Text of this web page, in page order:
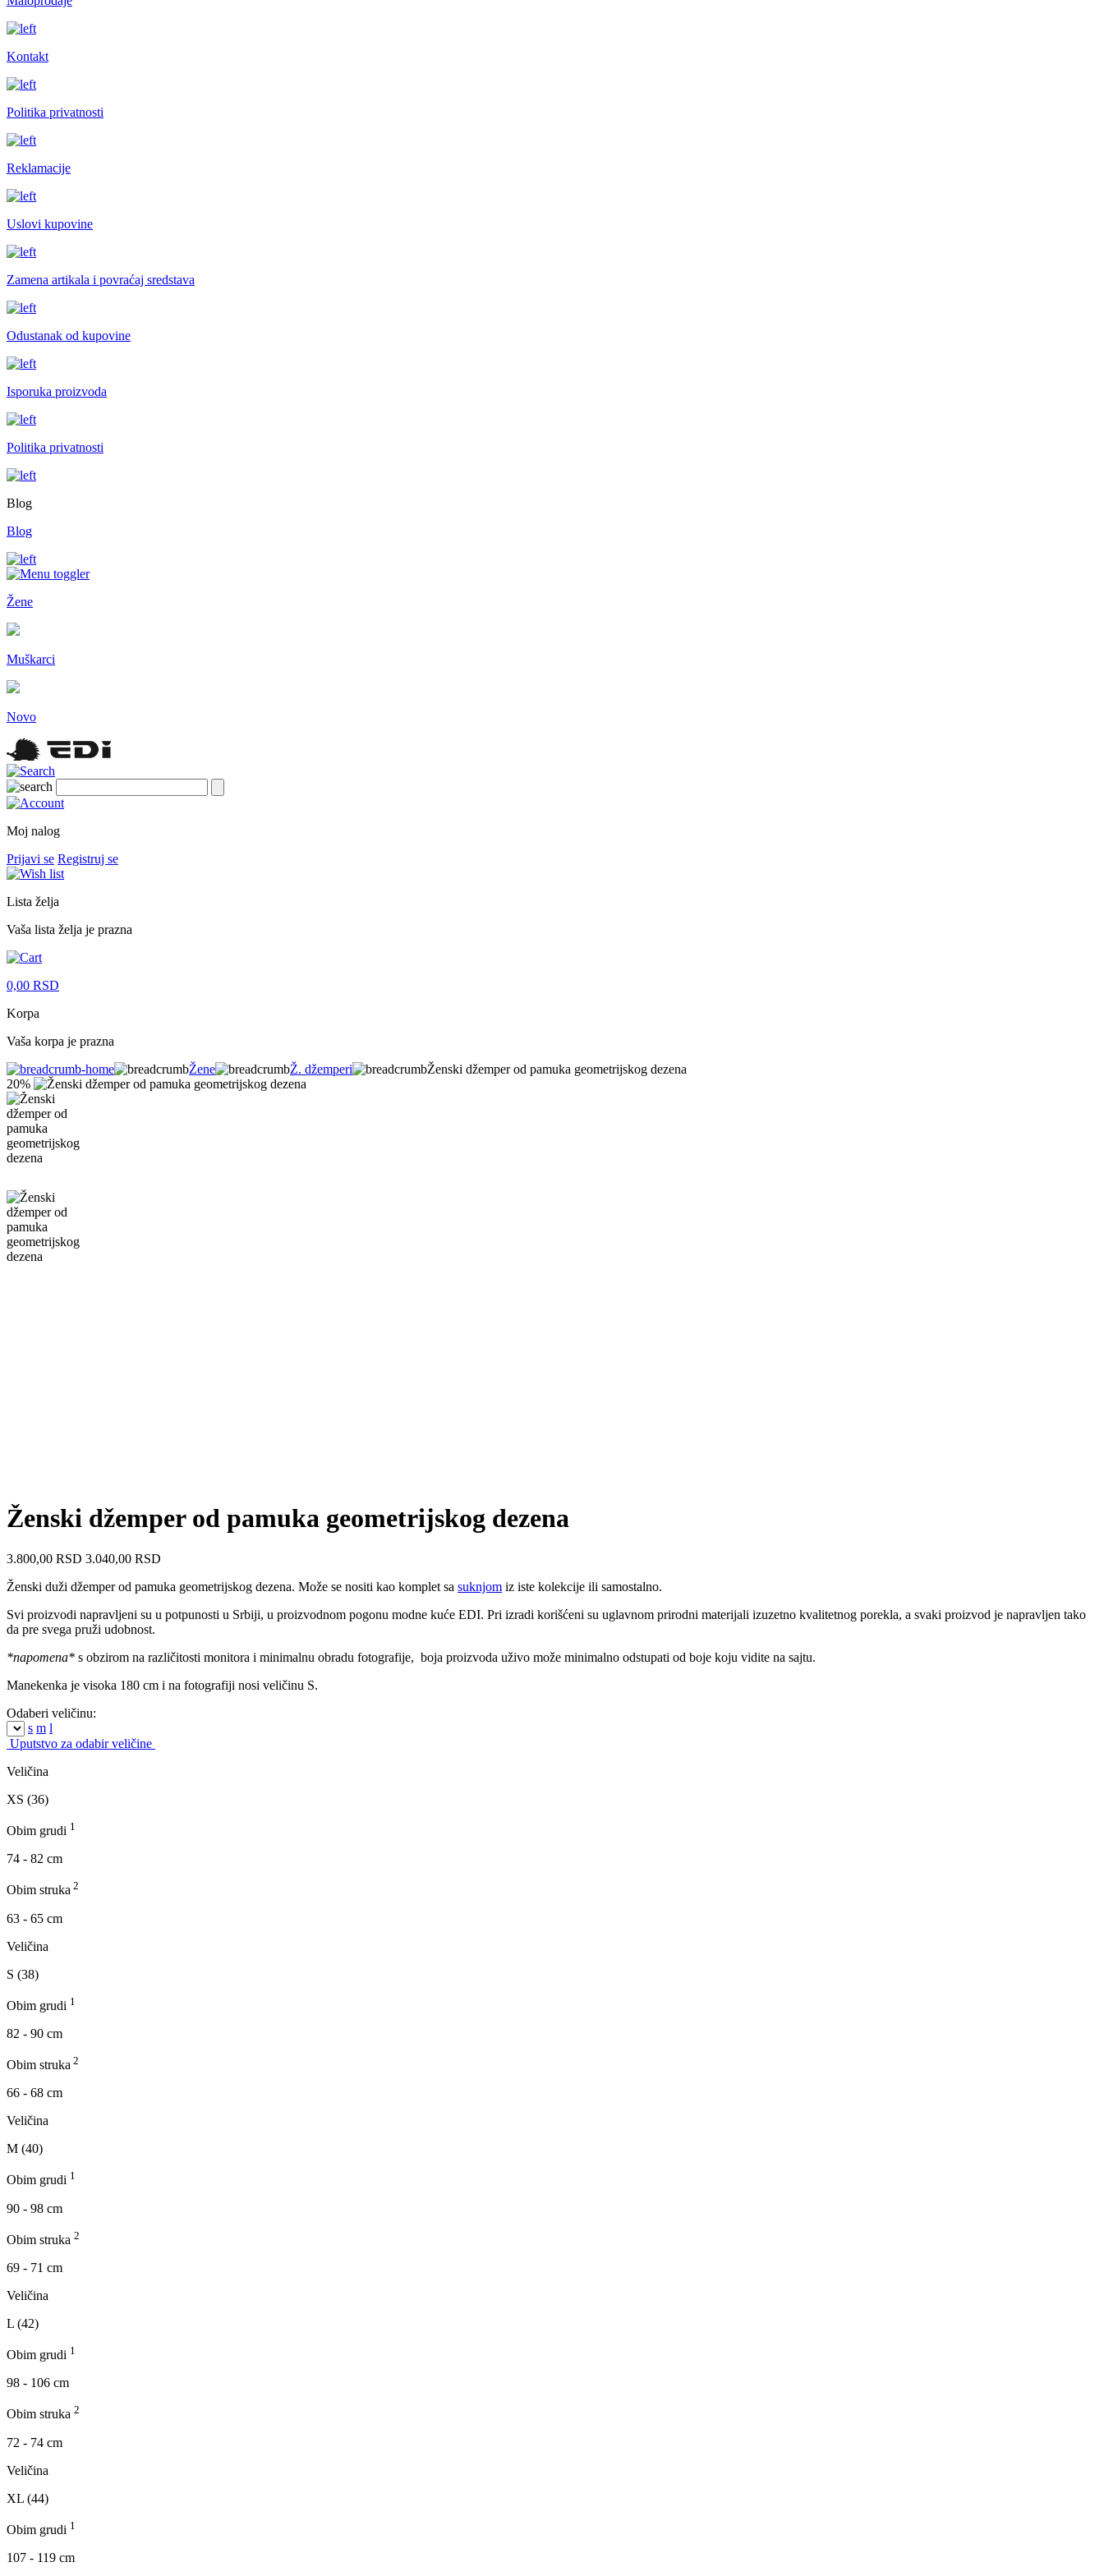
Kontakt
Politika privatnosti
Reklamacije
Uslovi kupovine
Zamena artikala i povraćaj sredstava
Odustanak od kupovine
Isporuka proizvoda
Politika privatnosti
Blog
Blog
Žene
Muškarci
Novo
Moj nalog
Prijavi se Registruj se
Lista želja
Vaša lista želja je prazna
0,00 RSD
Korpa
Vaša korpa je prazna
Žene
Ž. džemperi
Ženski džemper od pamuka geometrijskog dezena
20%
Ženski džemper od pamuka geometrijskog dezena
3.800,00 RSD 3.040,00 RSD
Ženski duži džemper od pamuka geometrijskog dezena. Može se nositi kao komplet sa suknjom iz iste kolekcije ili samostalno.
Svi proizvodi napravljeni su u potpunosti u Srbiji, u proizvodnom pogonu modne kuće EDI. Pri izradi korišćeni su uglavnom prirodni materijali izuzetno kvalitetnog porekla, a svaki proizvod je napravljen tako
da pre svega pruži udobnost.
*napomena* s obzirom na različitosti monitora i minimalnu obradu fotografije, boja proizvoda uživo može minimalno odstupati od boje koju vidite na sajtu.
Manekenka je visoka 180 cm i na fotografiji nosi veličinu S.
Odaberi veličinu:
s m l
Uputstvo za odabir veličine
Veličina
XS (36)
Obim grudi 1
74 - 82 cm
Obim struka 2
63 - 65 cm
Veličina
S (38)
Obim grudi 1
82 - 90 cm
Obim struka 2
66 - 68 cm
Veličina
M (40)
Obim grudi 1
90 - 98 cm
Obim struka 2
69 - 71 cm
Veličina
L (42)
Obim grudi 1
98 - 106 cm
Obim struka 2
72 - 74 cm
Veličina
XL (44)
Obim grudi 1
107 - 119 cm